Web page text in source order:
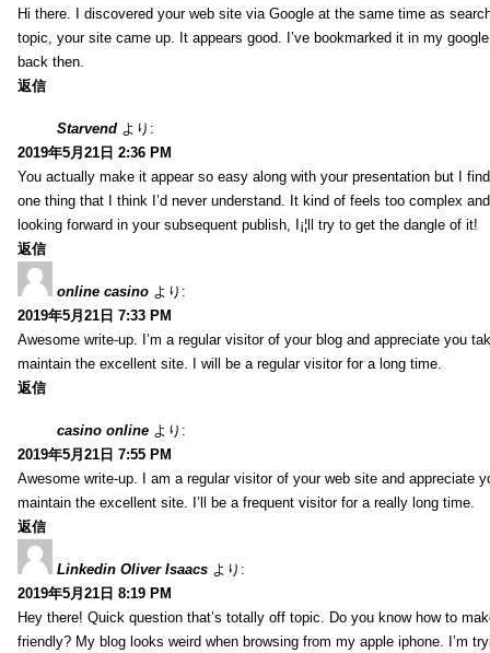
Hi there. I discovered your web site via Google at the same time as
topic, your site came up. It appears good. I’ve bookmarked it in my
back then.
返信
Starvend より:
2019年5月21日 2:36 PM
You actually make it appear so easy along with your presentation but I
one thing that I think I’d never understand. It kind of feels too complex
looking forward in your subsequent publish, I¡¦ll try to get the dangle of it!
返信
online casino より:
2019年5月21日 7:33 PM
Awesome write-up. I’m a regular visitor of your blog and appreciate you
maintain the excellent site. I will be a regular visitor for a long time.
返信
casino online より:
2019年5月21日 7:55 PM
Awesome write-up. I am a regular visitor of your web site and appreciate
maintain the excellent site. I’ll be a frequent visitor for a really long time.
返信
Linkedin Oliver Isaacs より:
2019年5月21日 8:19 PM
Hey there! Quick question that’s totally off topic. Do you know how to
friendly? My blog looks weird when browsing from my apple iphone. I’m